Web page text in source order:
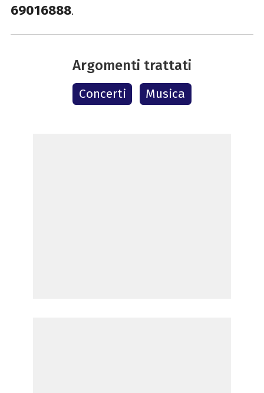
69016888.
Argomenti trattati
Concerti Musica